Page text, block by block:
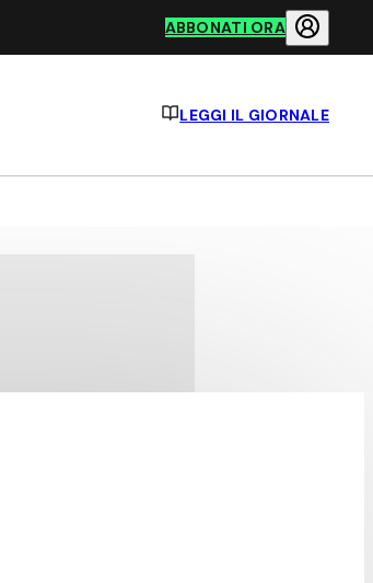
ABBONATI ORA
LEGGI IL GIORNALE